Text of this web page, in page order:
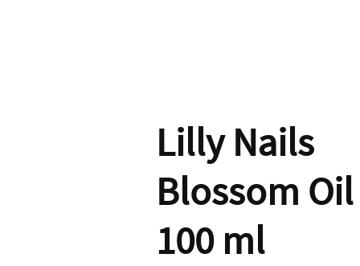
Lilly Nails
Blossom Oil
100 ml